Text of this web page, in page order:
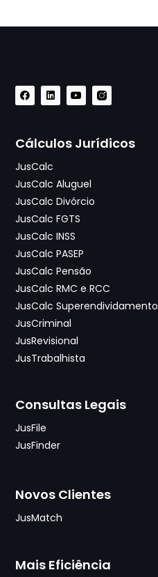
Cálculos Jurídicos
JusCalc
JusCalc Aluguel
JusCalc Divórcio
JusCalc FGTS
JusCalc INSS
JusCalc PASEP
JusCalc Pensão
JusCalc RMC e RCC
JusCalc Superendividamento
JusCriminal
JusRevisional
JusTrabalhista
Consultas Legais
JusFile
JusFinder
Novos Clientes
JusMatch
Mais Eficiência